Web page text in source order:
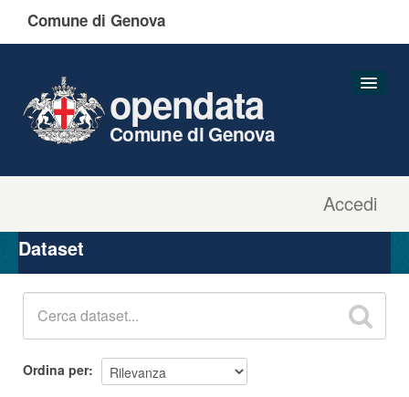
Comune di Genova
Accedi
opendata
Comune di Genova
Organizzazioni
Gruppi
Dataset
Ordina per